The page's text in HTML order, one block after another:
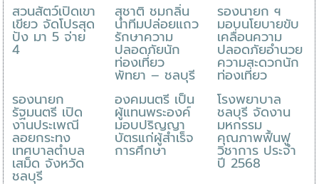
สวนสัตว์เปิดเขา
เขียว จัดโปรสุด
ปัง มา 5 จ่าย
4
สุชาติ ชมกลิ่น
นำทีมปล่อยแถว
รักษาความ
ปลอดภัยนัก
ท่องเที่ยว
พัทยา – ชลบุรี
รองนายก ฯ
มอบนโยบายขับ
เคลื่อนความ
ปลอดภัยอำนวย
ความสะดวกนัก
ท่องเที่ยว
รองนายก
รัฐมนตรี เปิด
งานประเพณี
ลอยกระทง
เทศบาลตำบล
เสม็ด จังหวัด
ชลบุรี
องคมนตรี เป็น
ผู้แทนพระองค์
มอบปริญญา
บัตรแก่ผู้สำเร็จ
การศึกษา
โรงพยาบาล
ชลบุรี จัดงาน
มหกรรม
คุณภาพฟื้นฟู
วิชาการ ประจำ
ปี 2568